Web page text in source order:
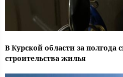
В Курской области за полгода
строительства жилья